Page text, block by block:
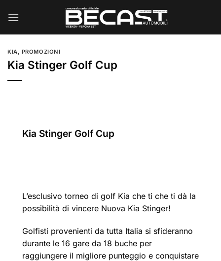
KIA, PROMOZIONI
Kia Stinger Golf Cup
Kia Stinger Golf Cup
L’esclusivo torneo di golf Kia che ti che ti dà la
possibilità di vincere Nuova Kia Stinger!
Golfisti provenienti da tutta Italia si sfideranno
durante le 16 gare da 18 buche per
raggiungere il migliore punteggio e conquistare